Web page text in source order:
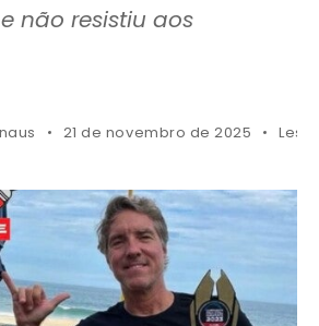
não resistiu aos
21 de novembro de 2025 Less